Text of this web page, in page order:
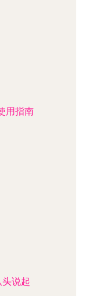
用指南
说起